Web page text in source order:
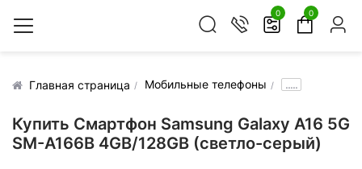
0 0
Главная страница Мобильные телефоны .....
Купить Смартфон Samsung Galaxy A16 5G
SM-A166B 4GB/128GB (светло-серый)